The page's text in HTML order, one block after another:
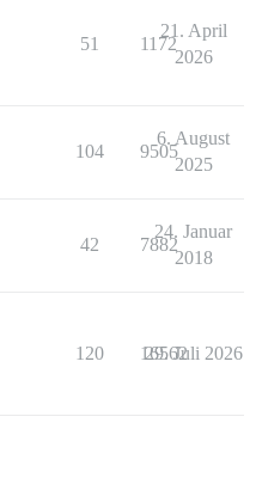
51 1172
21. April
2026
104 9505
6. August
2025
42 7882
24. Januar
2018
120 16562
29. Juli 2026